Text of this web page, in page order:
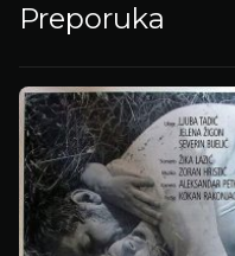
Preporuka